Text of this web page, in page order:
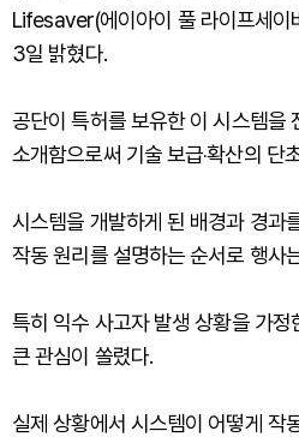
Lifesaver(에이아이 풀 라이프세이
3일 밝혔다.
공단이 특허를 보유한 이 시스템을
소개함으로써 기술 보급‧확산의 단
시스템을 개발하게 된 배경과 경과
작동 원리를 설명하는 순서로 행사
특히 익수 사고자 발생 상황을 가
큰 관심이 쏠렸다.
실제 상황에서 시스템이 어떻게 작